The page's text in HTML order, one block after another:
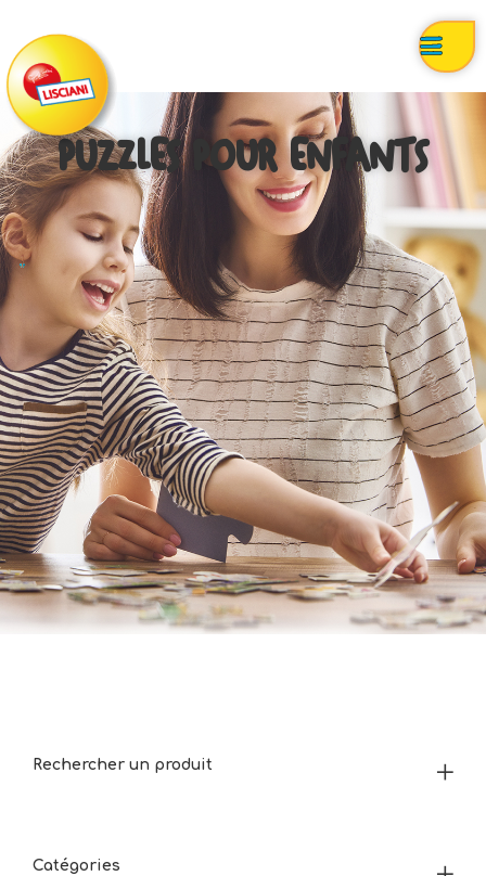
PUZZLES POUR ENFANTS
Rechercher un produit
Catégories